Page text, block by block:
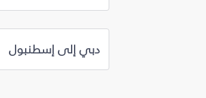
دبي إلى إسطنبول